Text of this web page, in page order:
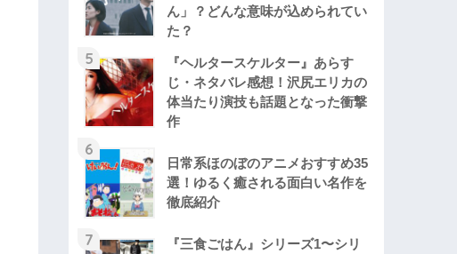
ん」？どんな意味が込められてい
た？
5
『ヘルタースケルター』あらす
じ・ネタバレ感想！沢尻エリカの
体当たり演技も話題となった衝撃
作
6
日常系ほのぼのアニメおすすめ35
選！ゆるく癒される面白い名作を
徹底紹介
7
『三食ごはん』シリーズ1〜シリ